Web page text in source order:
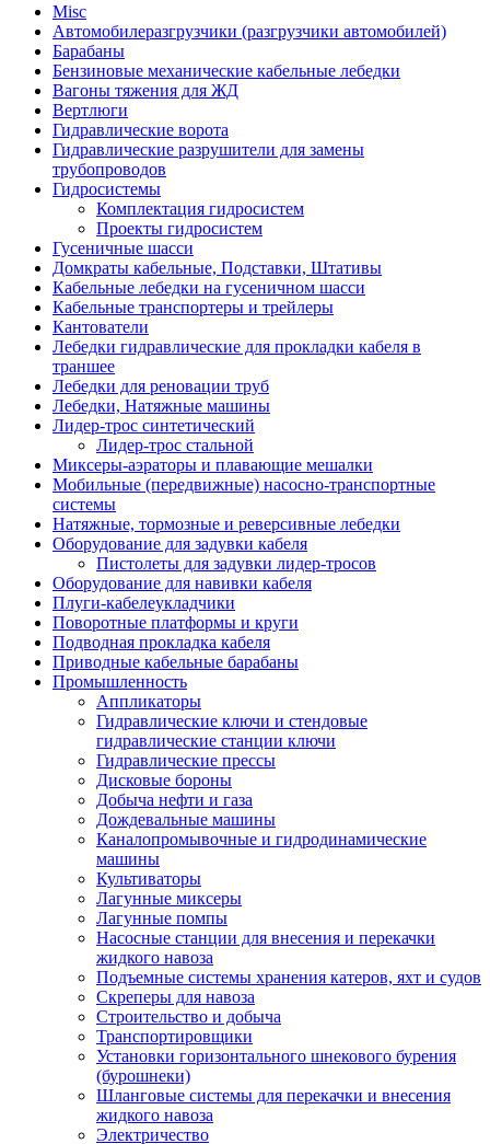
Misc
Автомобилеразгрузчики (разгрузчики автомобилей)
Барабаны
Бензиновые механические кабельные лебедки
Вагоны тяжения для ЖД
Вертлюги
Гидравлические ворота
Гидравлические разрушители для замены
трубопроводов
Гидросистемы
Комплектация гидросистем
Проекты гидросистем
Гусеничные шасси
Домкраты кабельные, Подставки, Штативы
Кабельные лебедки на гусеничном шасси
Кабельные транспортеры и трейлеры
Кантователи
Лебедки гидравлические для прокладки кабеля в
траншее
Лебедки для реновации труб
Лебедки, Натяжные машины
Лидер-трос синтетический
Лидер-трос стальной
Миксеры-аэраторы и плавающие мешалки
Мобильные (передвижные) насосно-транспортные
системы
Натяжные, тормозные и реверсивные лебедки
Оборудование для задувки кабеля
Пистолеты для задувки лидер-тросов
Оборудование для навивки кабеля
Плуги-кабелеукладчики
Поворотные платформы и круги
Подводная прокладка кабеля
Приводные кабельные барабаны
Промышленность
Аппликаторы
Гидравлические ключи и стендовые
гидравлические станции ключи
Гидравлические прессы
Дисковые бороны
Добыча нефти и газа
Дождевальные машины
Каналопромывочные и гидродинамические
машины
Культиваторы
Лагунные миксеры
Лагунные помпы
Насосные станции для внесения и перекачки
жидкого навоза
Подъемные системы хранения катеров, яхт и судов
Скреперы для навоза
Строительство и добыча
Транспортировщики
Установки горизонтального шнекового бурения
(бурошнеки)
Шланговые системы для перекачки и внесения
жидкого навоза
Электричество